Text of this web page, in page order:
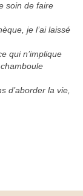
soin de faire
je l’ai laissé
qui n’implique
d’aborder la vie,